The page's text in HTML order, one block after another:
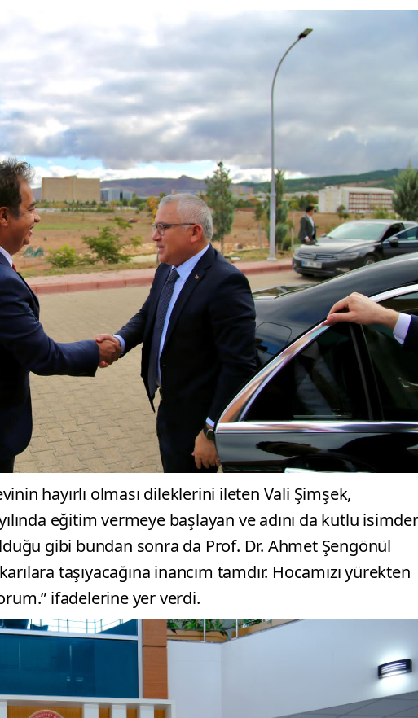
hayırlı olması dileklerini ileten Vali Şimşek,
eğitim vermeye başlayan ve adını da kutlu
gibi bundan sonra da Prof. Dr. Ahmet Şengönül
taşıyacağına inancım tamdır. Hocamızı yürekten
ifadelerine yer verdi.